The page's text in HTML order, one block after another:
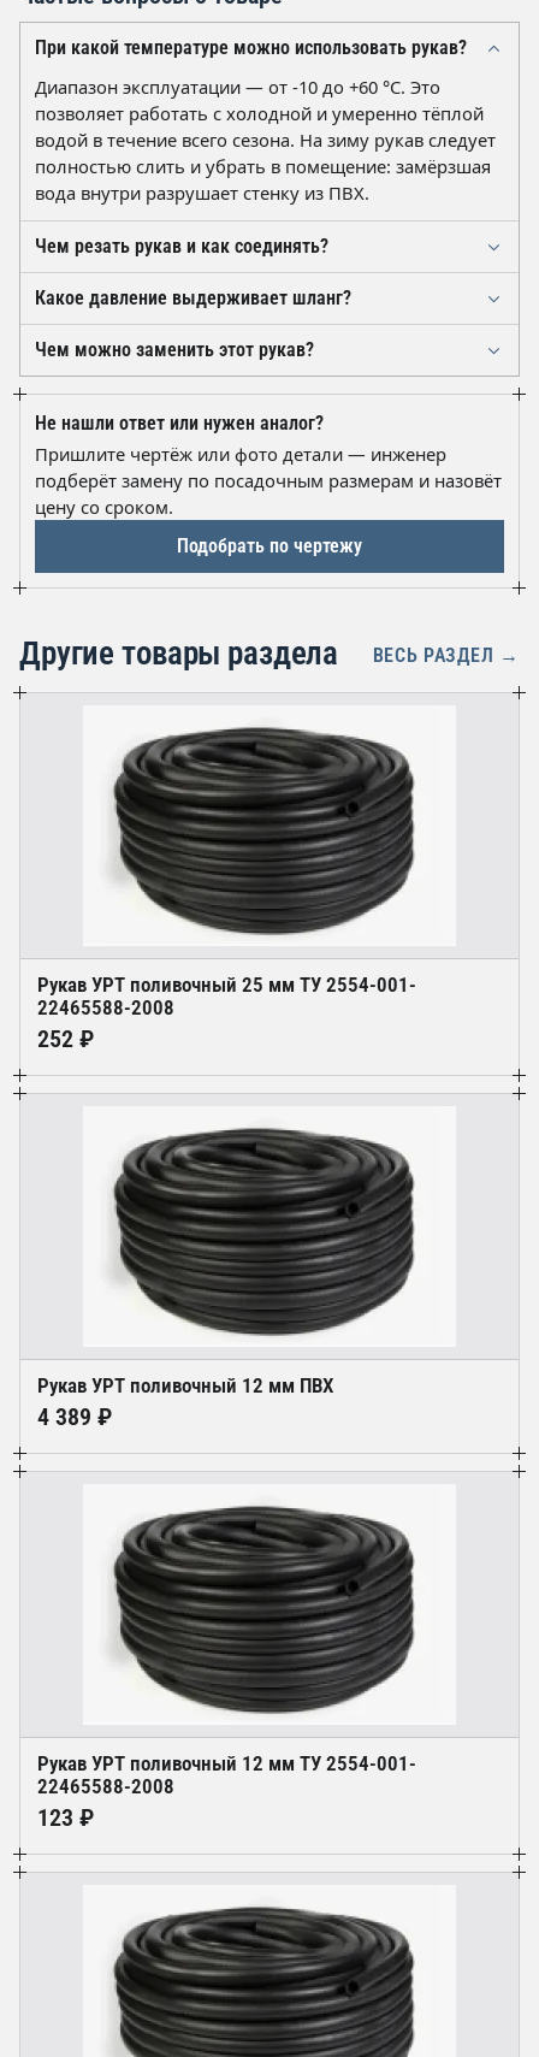
При какой температуре можно использовать рукав?
Диапазон эксплуатации — от -10 до +60 °C. Это
позволяет работать с холодной и умеренно тёплой
водой в течение всего сезона. На зиму рукав следует
полностью слить и убрать в помещение: замёрзшая
вода внутри разрушает стенку из ПВХ.
Чем резать рукав и как соединять?
Достаточно острого ножа или секатора для шлангов:
рез делают строго поперёк оси, чтобы получить
ровный торец. Соединяют стандартными
коннекторами под 5/8" или штуцером с червячным
хомутом — толщина стенки 2,5 мм обеспечивает
надёжный обжим.
Какое давление выдерживает шланг?
Рабочее давление составляет 8 атм, разрывное — 24
МПа, что даёт заметный запас прочности. Рукав
можно подключать к насосной станции или
водопроводу, избегая гидроударов и резкого
перекрытия крана на конце линии.
Чем можно заменить этот рукав?
Взаимозаменяемы армированные ПВХ-рукава того
же типоразмера 5/8" (16 мм внутренний, 21 мм
наружный) с сопоставимым рабочим давлением и
текстильной оплёткой. Если вы не уверены в
совместимости с имеющейся арматурой, отправьте
чертёж или фото узла — подберём аналог.
Не нашли ответ или нужен аналог?
Пришлите чертёж или фото детали — инженер
подберёт замену по посадочным размерам и назовёт
цену со сроком.
Подобрать по чертежу
Другие товары раздела ВЕСЬ РАЗДЕЛ →
Рукав УРТ поливочный 25 мм ТУ 2554-001-
22465588-2008
252 ₽
Рукав УРТ поливочный 12 мм ПВХ
4 389 ₽
Рукав УРТ поливочный 12 мм ТУ 2554-001-
22465588-2008
123 ₽